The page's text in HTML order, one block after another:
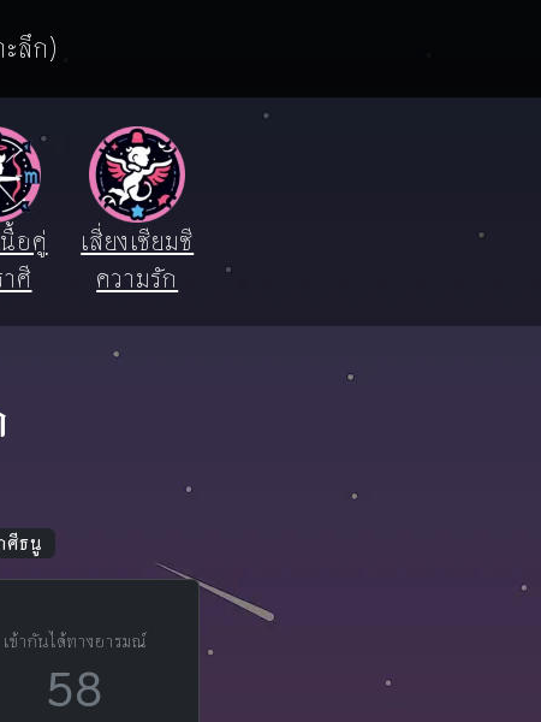
ลึก)
อคู่
ศี
เสี่ยงเซียมซี
ความรัก
ศีธนู
เข้ากันได้ทางอารมณ์
58